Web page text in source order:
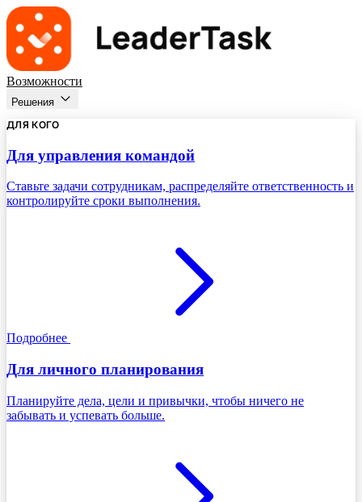
Возможности
Решения
ДЛЯ КОГО
Для управления командой
Ставьте задачи сотрудникам, распределяйте ответственность и
контролируйте сроки выполнения.
Подробнее
Для личного планирования
Планируйте дела, цели и привычки, чтобы ничего не
забывать и успевать больше.